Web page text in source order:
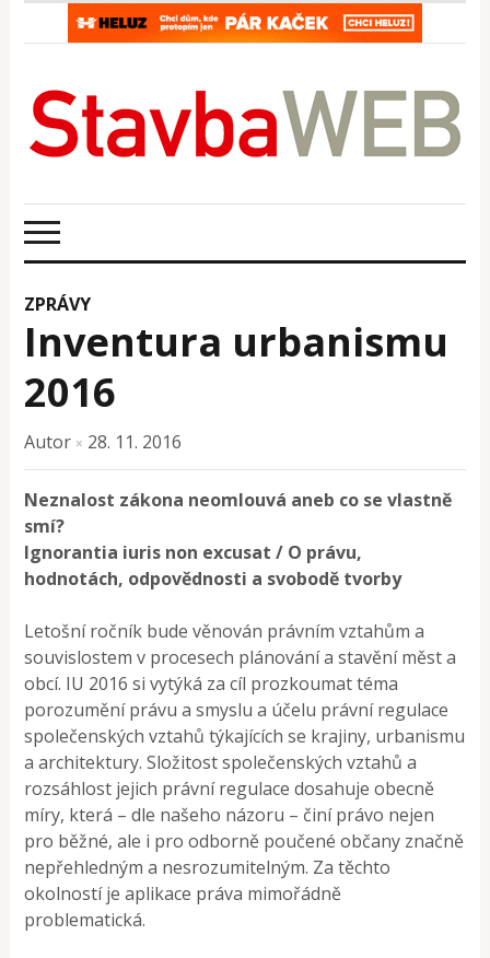
ZPRÁVY
Inventura urbanismu
2016
Autor × 28. 11. 2016
Neznalost zákona neomlouvá aneb co se vlastně
smí?
Ignorantia iuris non excusat / O právu,
hodnotách, odpovědnosti a svobodě tvorby
Letošní ročník bude věnován právním vztahům a
souvislostem v procesech plánování a stavění měst a
obcí. IU 2016 si vytýká za cíl prozkoumat téma
porozumění právu a smyslu a účelu právní regulace
společenských vztahů týkajících se krajiny, urbanismu
a architektury. Složitost společenských vztahů a
rozsáhlost jejich právní regulace dosahuje obecně
míry, která – dle našeho názoru – činí právo nejen
pro běžné, ale i pro odborně poučené občany značně
nepřehledným a nesrozumitelným. Za těchto
okolností je aplikace práva mimořádně
problematická.